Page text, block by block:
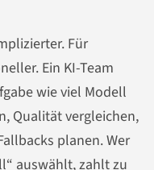
Für
Ein KI-Team
wie viel Modell
Qualität vergleichen,
planen. Wer
auswählt, zahlt zu